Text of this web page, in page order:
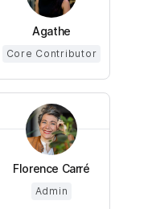
Agathe
Core Contributor
Florence Carré
Admin